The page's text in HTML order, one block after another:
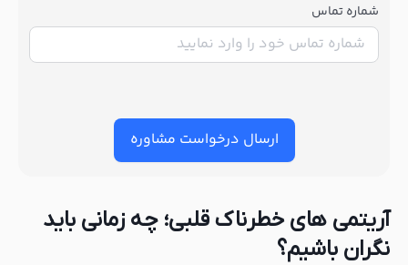
شماره تماس
ارسال درخواست مشاوره
آریتمی های خطرناک قلبی؛ چه زمانی باید
نگران باشیم؟